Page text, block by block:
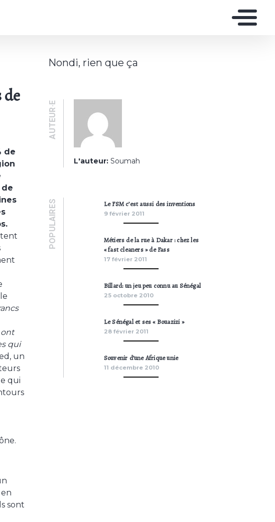
de
de
ont
qui
un
qui
sont
Nondi, rien que ça
AUTEUR·E
L'auteur:Soumah
POPULAIRES Le FSM c’est aussi des inventions
9 février 2011
Métiers de la rue à Dakar : chez les
« fast cleaners » de Fass
17 février 2011
Billard: un jeu peu connu au Sénégal
25 octobre 2010
Le Sénégal et ses « Bouazizi »
28 février 2011
Souvenir d’une Afrique unie
11 décembre 2010